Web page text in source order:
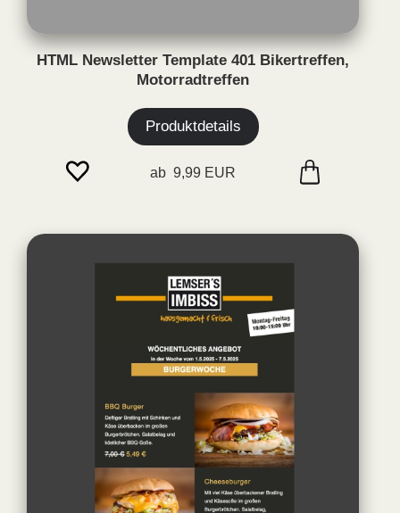
HTML Newsletter Template 401 Bikertreffen,
Motorradtreffen
Produktdetails
ab 9,99 EUR